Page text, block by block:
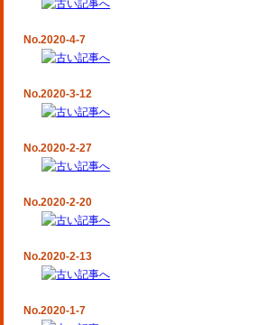
No.2020-4-7
No.2020-3-12
No.2020-2-27
No.2020-2-20
No.2020-2-13
No.2020-1-7